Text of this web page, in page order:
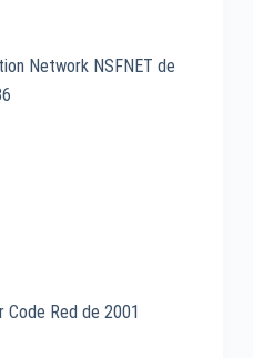
Network NSFNET de
Code Red de 2001